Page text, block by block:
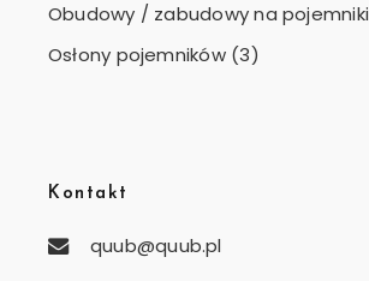
Obudowy / zabudowy na pojemniki
Osłony pojemników (3)
Kontakt
quub@quub.pl